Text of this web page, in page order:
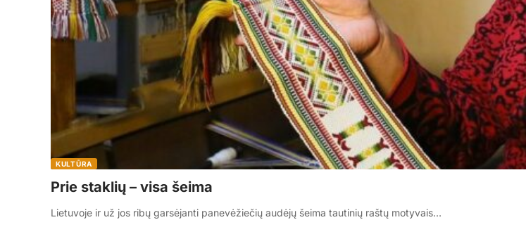
KULTŪRA
Prie staklių – visa šeima
Lietuvoje ir už jos ribų garsėjanti panevėžiečių audėjų šeima tautinių raštų motyvais…